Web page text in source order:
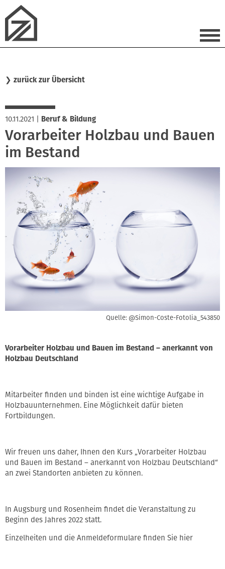
❯ zurück zur Übersicht
10.11.2021 Beruf & Bildung
Vorarbeiter Holzbau und Bauen
im Bestand
Quelle: @Simon-Coste-Fotolia_543850
Vorarbeiter Holzbau und Bauen im Bestand – anerkannt von
Holzbau Deutschland
Mitarbeiter finden und binden ist eine wichtige Aufgabe in
Holzbauunternehmen. Eine Möglichkeit dafür bieten
Fortbildungen.
Wir freuen uns daher, Ihnen den Kurs „Vorarbeiter Holzbau
und Bauen im Bestand – anerkannt von Holzbau Deutschland“
an zwei Standorten anbieten zu können.
In Augsburg und Rosenheim findet die Veranstaltung zu
Beginn des Jahres 2022 statt.
Einzelheiten und die Anmeldeformulare finden Sie hier